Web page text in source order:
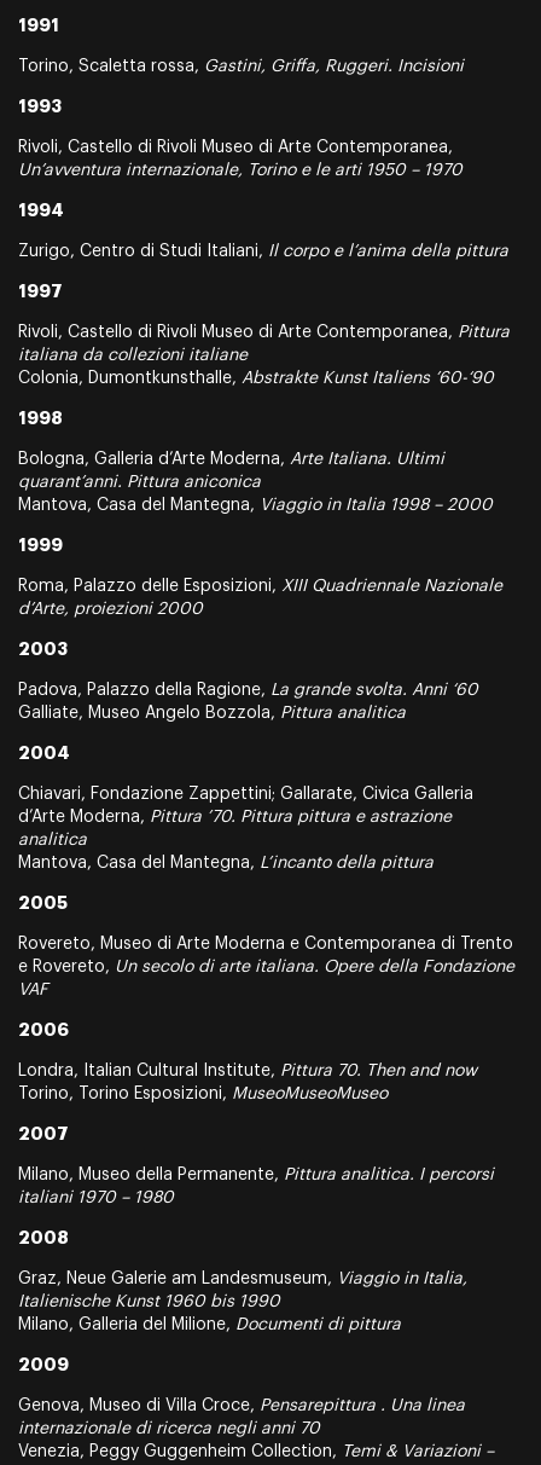
1991
Torino, Scaletta rossa, Gastini, Griffa, Ruggeri. Incisioni
1993
Rivoli, Castello di Rivoli Museo di Arte Contemporanea,
Un’avventura internazionale, Torino e le arti 1950 – 1970
1994
Zurigo, Centro di Studi Italiani, Il corpo e l’anima della pittura
1997
Rivoli, Castello di Rivoli Museo di Arte Contemporanea, Pittura
italiana da collezioni italiane
Colonia, Dumontkunsthalle, Abstrakte Kunst Italiens ’60-‘90
1998
Bologna, Galleria d’Arte Moderna, Arte Italiana. Ultimi
quarant’anni. Pittura aniconica
Mantova, Casa del Mantegna, Viaggio in Italia 1998 – 2000
1999
Roma, Palazzo delle Esposizioni, XIII Quadriennale Nazionale
d’Arte, proiezioni 2000
2003
Padova, Palazzo della Ragione, La grande svolta. Anni ‘60
Galliate, Museo Angelo Bozzola, Pittura analitica
2004
Chiavari, Fondazione Zappettini; Gallarate, Civica Galleria
d’Arte Moderna, Pittura ’70. Pittura pittura e astrazione
analitica
Mantova, Casa del Mantegna, L’incanto della pittura
2005
Rovereto, Museo di Arte Moderna e Contemporanea di Trento
e Rovereto, Un secolo di arte italiana. Opere della Fondazione
VAF
2006
Londra, Italian Cultural Institute, Pittura 70. Then and now
Torino, Torino Esposizioni, MuseoMuseoMuseo
2007
Milano, Museo della Permanente, Pittura analitica. I percorsi
italiani 1970 – 1980
2008
Graz, Neue Galerie am Landesmuseum, Viaggio in Italia,
Italienische Kunst 1960 bis 1990
Milano, Galleria del Milione, Documenti di pittura
2009
Genova, Museo di Villa Croce, Pensarepittura . Una linea
internazionale di ricerca negli anni 70
Venezia, Peggy Guggenheim Collection, Temi & Variazioni –